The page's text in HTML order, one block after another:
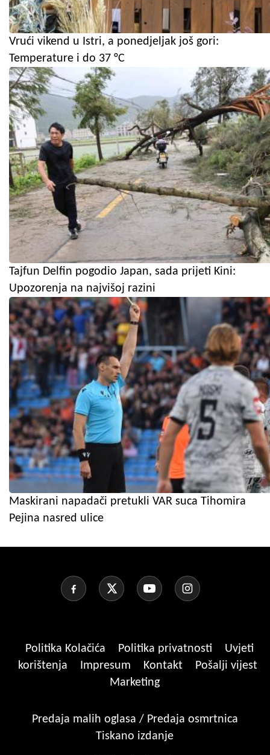
Vrući vikend u Istri, a ponedjeljak još gori:
Temperature i do 37 °C
Tajfun Delfin pogodio Japan, sada prijeti Kini:
Upozorenja na najvišoj razini
Maskirani napadači pretukli VAR suca Tihomira
Pejina nasred ulice
Politika Kolačića Politika privatnosti
Uvjeti
korištenja
Impresum Kontakt
Pošalji vijest
Marketing
Predaja malih oglasa / Predaja osmrtnica
Tiskano izdanje